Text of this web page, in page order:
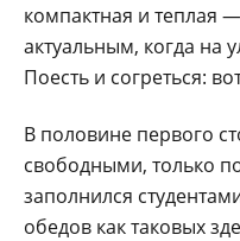
компактная и теплая
актуальным, когда на
Поесть и согреться:
В половине первого
свободными, только
заполнился
обедов как таковых